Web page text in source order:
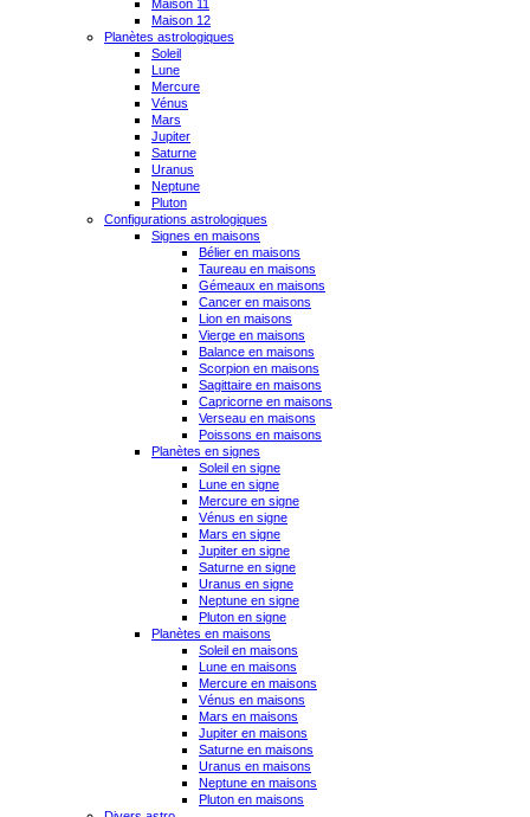
Maison 11
Maison 12
Planètes astrologiques
Soleil
Lune
Mercure
Vénus
Mars
Jupiter
Saturne
Uranus
Neptune
Pluton
Configurations astrologiques
Signes en maisons
Bélier en maisons
Taureau en maisons
Gémeaux en maisons
Cancer en maisons
Lion en maisons
Vierge en maisons
Balance en maisons
Scorpion en maisons
Sagittaire en maisons
Capricorne en maisons
Verseau en maisons
Poissons en maisons
Planètes en signes
Soleil en signe
Lune en signe
Mercure en signe
Vénus en signe
Mars en signe
Jupiter en signe
Saturne en signe
Uranus en signe
Neptune en signe
Pluton en signe
Planètes en maisons
Soleil en maisons
Lune en maisons
Mercure en maisons
Vénus en maisons
Mars en maisons
Jupiter en maisons
Saturne en maisons
Uranus en maisons
Neptune en maisons
Pluton en maisons